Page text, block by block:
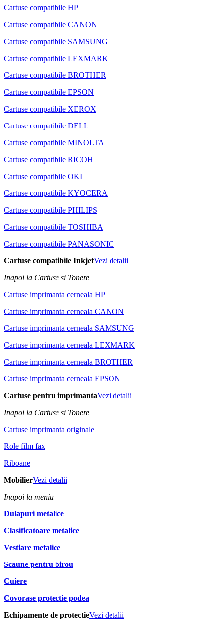
Cartuse compatibile HP
Cartuse compatibile CANON
Cartuse compatibile SAMSUNG
Cartuse compatibile LEXMARK
Cartuse compatibile BROTHER
Cartuse compatibile EPSON
Cartuse compatibile XEROX
Cartuse compatibile DELL
Cartuse compatibile MINOLTA
Cartuse compatibile RICOH
Cartuse compatibile OKI
Cartuse compatibile KYOCERA
Cartuse compatibile PHILIPS
Cartuse compatibile TOSHIBA
Cartuse compatibile PANASONIC
Cartuse compatibile InkjetVezi detalii
Inapoi la Cartuse si Tonere
Cartuse imprimanta cerneala HP
Cartuse imprimanta cerneala CANON
Cartuse imprimanta cerneala SAMSUNG
Cartuse imprimanta cerneala LEXMARK
Cartuse imprimanta cerneala BROTHER
Cartuse imprimanta cerneala EPSON
Cartuse pentru imprimantaVezi detalii
Inapoi la Cartuse si Tonere
Cartuse imprimanta originale
Role film fax
Riboane
MobilierVezi detalii
Inapoi la meniu
Dulapuri metalice
Clasificatoare metalice
Vestiare metalice
Scaune pentru birou
Cuiere
Covorase protectie podea
Echipamente de protectieVezi detalii